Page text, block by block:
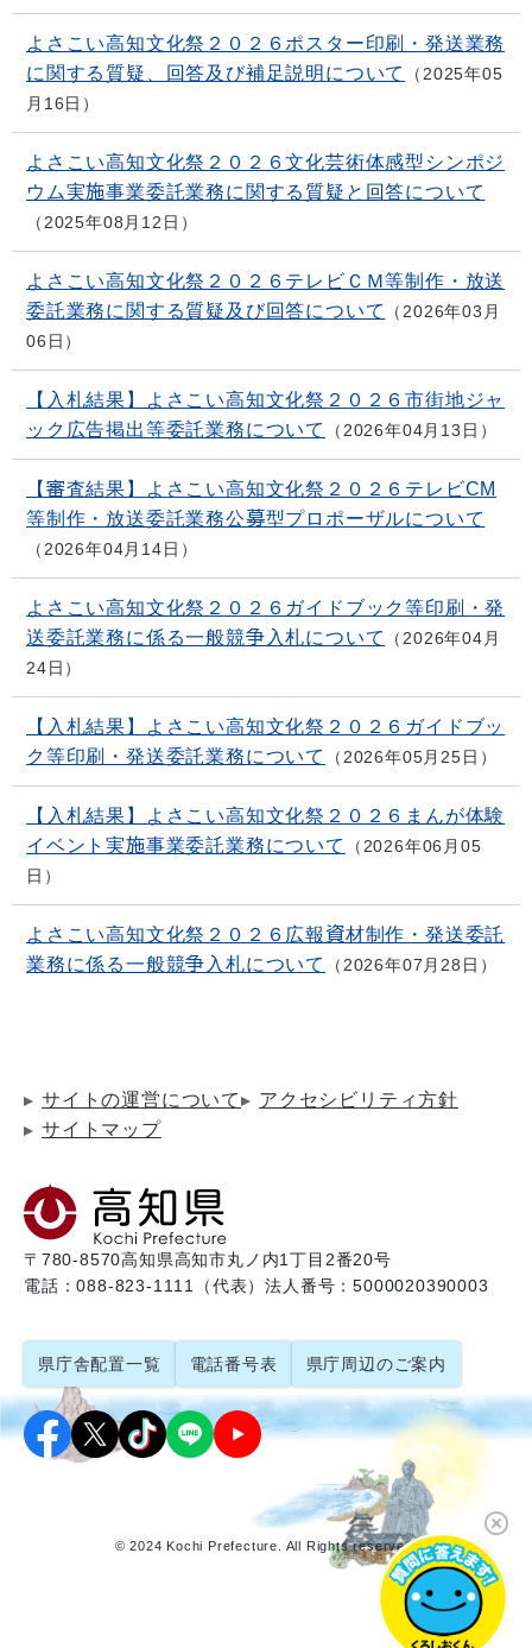
よさこい高知文化祭２０２６ポスター印刷・発送業務
に関する質疑、回答及び補足説明について
2025年05
月16日
よさこい高知文化祭２０２６文化芸術体感型シンポジ
ウム実施事業委託業務に関する質疑と回答について
2025年08月12日
よさこい高知文化祭２０２６テレビＣＭ等制作・放送
委託業務に関する質疑及び回答について
2026年03月
06日
【入札結果】よさこい高知文化祭２０２６市街地ジャ
ック広告掲出等委託業務について
2026年04月13日
【審査結果】よさこい高知文化祭２０２６テレビCM
等制作・放送委託業務公募型プロポーザルについて
2026年04月14日
よさこい高知文化祭２０２６ガイドブック等印刷・発
送委託業務に係る一般競争入札について
2026年04月
24日
【入札結果】よさこい高知文化祭２０２６ガイドブッ
ク等印刷・発送委託業務について
2026年05月25日
【入札結果】よさこい高知文化祭２０２６まんが体験
イベント実施事業委託業務について
2026年06月05
日
よさこい高知文化祭２０２６広報資材制作・発送委託
業務に係る一般競争入札について
2026年07月28日
サイトの運営について
アクセシビリティ方針
サイトマップ
〒780-8570高知県高知市丸ノ内1丁目2番20号
電話：088-823-1111（代表）法人番号：5000020390003
県庁舎配置一覧 電話番号表 県庁周辺のご案内
© 2024 Kochi Prefecture. All Rights reserved.